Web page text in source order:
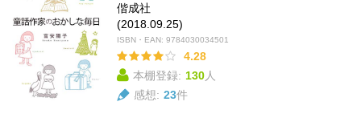
偕成社
(2018.09.25)
ISBN・EAN: 9784030034501
4.28
本棚登録: 130人
感想: 23件